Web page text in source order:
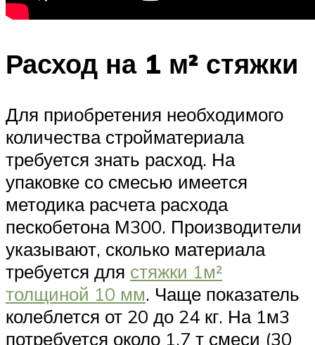
Расход на 1 м² стяжки
Для приобретения необходимого
количества стройматериала
требуется знать расход. На
упаковке со смесью имеется
методика расчета расхода
пескобетона М300. Производители
указывают, сколько материала
требуется для стяжки 1м²
толщиной 10 мм. Чаще показатель
колеблется от 20 до 24 кг. На 1м3
потребуется около 1,7 т смеси (30